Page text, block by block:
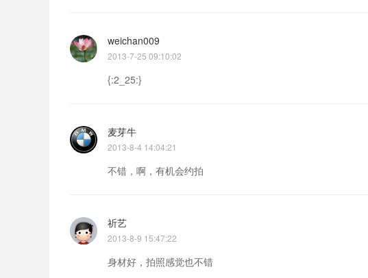
weichan009
2013-7-25 09:10:02
{:2_25:}
麦芽牛
2013-8-4 14:04:21
不错，啊，有机会约拍
祈艺
2013-8-9 15:47:22
身材好，拍照感觉也不错